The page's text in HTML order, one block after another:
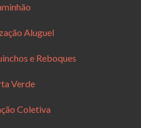
Aluguel
e Reboques
Verde
Coletiva